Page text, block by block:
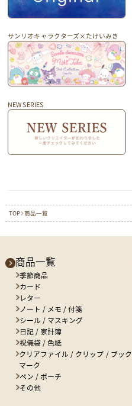
サンリオキャラクターズ×たけいみき
NEW SERIES
TOP 商品一覧
商品一覧
季節商品
カード
レター
ノート / メモ / 付箋
シール / マスキング
日記 / 家計簿
祝儀袋 / 色紙
クリアファイル / クリップ / ブック
マーク
ペン / ポーチ
その他